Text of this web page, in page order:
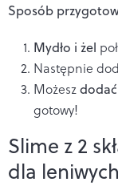
Sposób
Mydło i żel
Następnie
Możesz
gotowy!
Slime z 2
dla leniwych